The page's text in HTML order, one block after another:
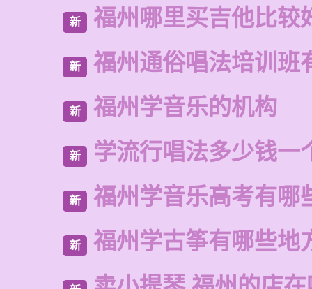
新 福州哪里买吉他比较
新 福州通俗唱法培训班
新 福州学音乐的机构
新 学流行唱法多少钱一
新 福州学音乐高考有哪
新 福州学古筝有哪些地